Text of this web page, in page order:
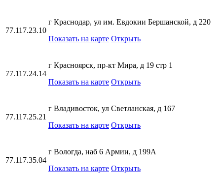
77.117.23.10
г Краснодар, ул им. Евдокии Бершанской, д 220
Показать на карте Открыть
77.117.24.14
г Красноярск, пр-кт Мира, д 19 стр 1
Показать на карте Открыть
77.117.25.21
г Владивосток, ул Светланская, д 167
Показать на карте Открыть
77.117.35.04
г Вологда, наб 6 Армии, д 199А
Показать на карте Открыть